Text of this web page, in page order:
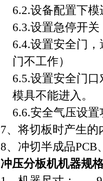
6.2.设备配置下
6.3.设置急停开
6.4.设置安全门
门不工作）
6.5.设置安全门
模具不能进入。
6.6.安全气压设
7、将切板时产生
8、冲切半成品PCB
冲压分板机机器规